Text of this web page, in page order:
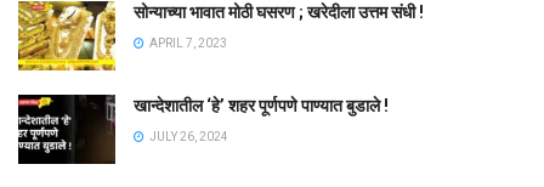
सोन्याच्या भावात मोठी घसरण ; खरेदीला उत्तम संधी !
APRIL 7, 2023
खान्देशातील ‘हे’ शहर पूर्णपणे पाण्यात बुडाले !
JULY 26, 2024